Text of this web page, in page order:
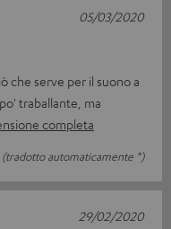
che serve per il suono a
traballante, ma
completa
(tradotto automaticamente *)
05/03/2020
29/02/2020